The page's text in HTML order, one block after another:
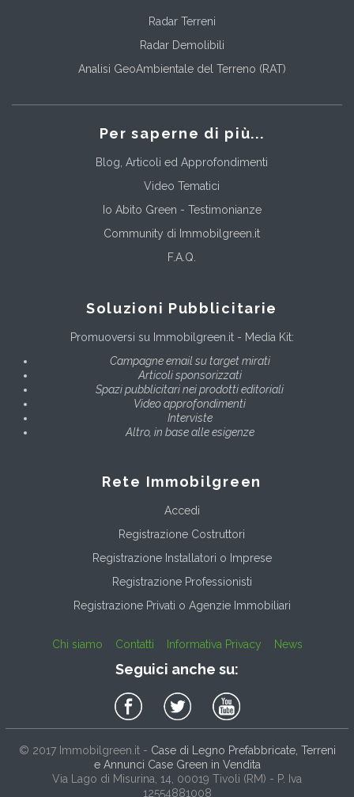
Radar Terreni
Radar Demolibili
Analisi GeoAmbientale del Terreno (RAT)
Per saperne di più...
Blog, Articoli ed Approfondimenti
Video Tematici
Io Abito Green - Testimonianze
Community di Immobilgreen.it
F.A.Q.
Soluzioni Pubblicitarie
Promuoversi su Immobilgreen.it - Media Kit:
Campagne email su target mirati
Articoli sponsorizzati
Spazi pubblicitari nei prodotti editoriali
Video approfondimenti
Interviste
Altro, in base alle esigenze
Rete Immobilgreen
Accedi
Registrazione Costruttori
Registrazione Installatori o Imprese
Registrazione Professionisti
Registrazione Privati o Agenzie Immobiliari
Chi siamo Contatti Informativa Privacy News
Seguici anche su:
© 2017 Immobilgreen.it- Case di Legno Prefabbricate, Terreni
e Annunci Case Green in Vendita
Via Lago di Misurina, 14 , 00019 Tivoli (RM) - P. Iva
12554881008